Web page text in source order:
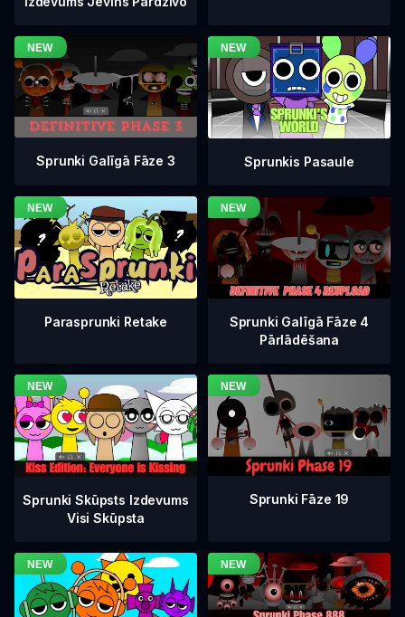
Sprunki Galīgā Fāze 3 Sprunkis Pasaule
Parasprunki Retake
Sprunki Galīgā Fāze 4
Pārlādēšana
Sprunki Skūpsts Izdevums
Visi Skūpsta
Sprunki Fāze 19